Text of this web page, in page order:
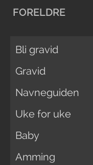
FORELDRE
Bli gravid
Gravid
Navneguiden
Uke for uke
Baby
Amming